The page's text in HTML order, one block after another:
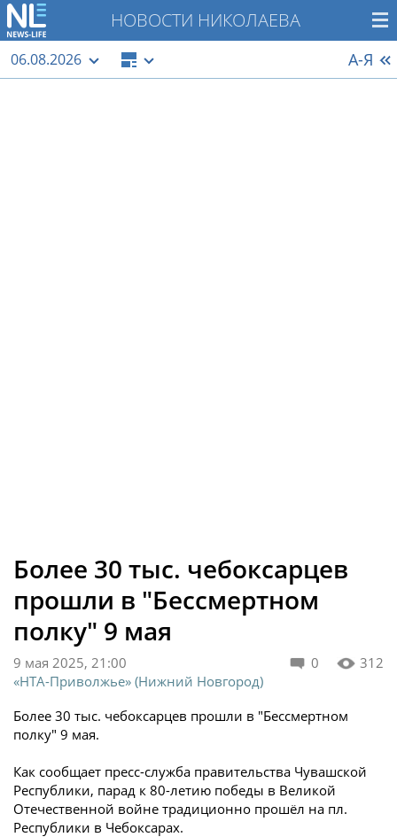
НОВОСТИ НИКОЛАЕВА
06.08.2026 А-Я
Более 30 тыс. чебоксарцев
прошли в "Бессмертном
полку" 9 мая
0 312
9 мая 2025, 21:00
«НТА-Приволжье» (Нижний Новгород)
Более 30 тыс. чебоксарцев прошли в "Бессмертном
полку" 9 мая.
Как сообщает пресс-служба правительства Чувашской
Республики, парад к 80-летию победы в Великой
Отечественной войне традиционно прошёл на пл.
Республики в Чебоксарах.